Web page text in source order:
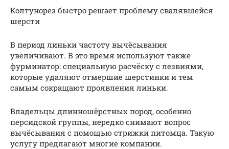
Колтунорез быстро решает проблему свалявшейся
шерсти
В период линьки частоту вычёсывания
увеличивают. В это время используют также
фурминатор: специальную расчёску с лезвиями,
которые удаляют отмершие шерстинки и тем
самым сокращают проявления линьки.
Владельцы длинношёрстных пород, особенно
персидской группы, нередко снимают вопрос
вычёсывания с помощью стрижки питомца. Такую
услугу предлагают многие компании.